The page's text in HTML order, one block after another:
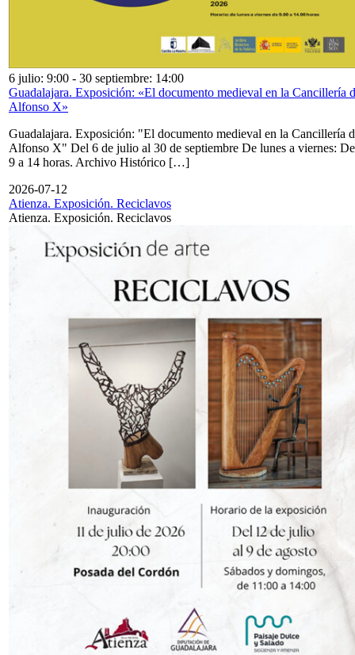
6 julio: 9:00 - 30 septiembre: 14:00
Guadalajara. Exposición: «El documento medieval en la Cancillería
Alfonso X»
Guadalajara. Exposición: "El documento medieval en la Cancillería
Alfonso X" Del 6 de julio al 30 de septiembre De lunes a viernes: De
9 a 14 horas. Archivo Histórico […]
2026-07-12
Atienza. Exposición. Reciclavos
Atienza. Exposición. Reciclavos